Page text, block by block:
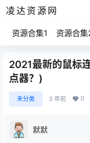
凌达资源网
资源合集1 资源合集
2021最新的鼠标
点器？)
未分类 3 年前 0
默默